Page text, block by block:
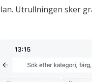
Utrullningen sker